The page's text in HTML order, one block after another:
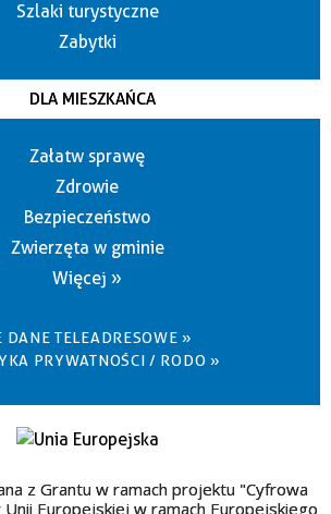
Szlaki turystyczne
Zabytki
DLA MIESZKAŃCA
Załatw sprawę
Zdrowie
Bezpieczeństwo
Zwierzęta w gminie
Więcej »
DANE TELEADRESOWE »
PRYWATNOŚCI / RODO »
z Grantu w ramach projektu "Cyfrowa
Europejskiej w ramach Europejskiego